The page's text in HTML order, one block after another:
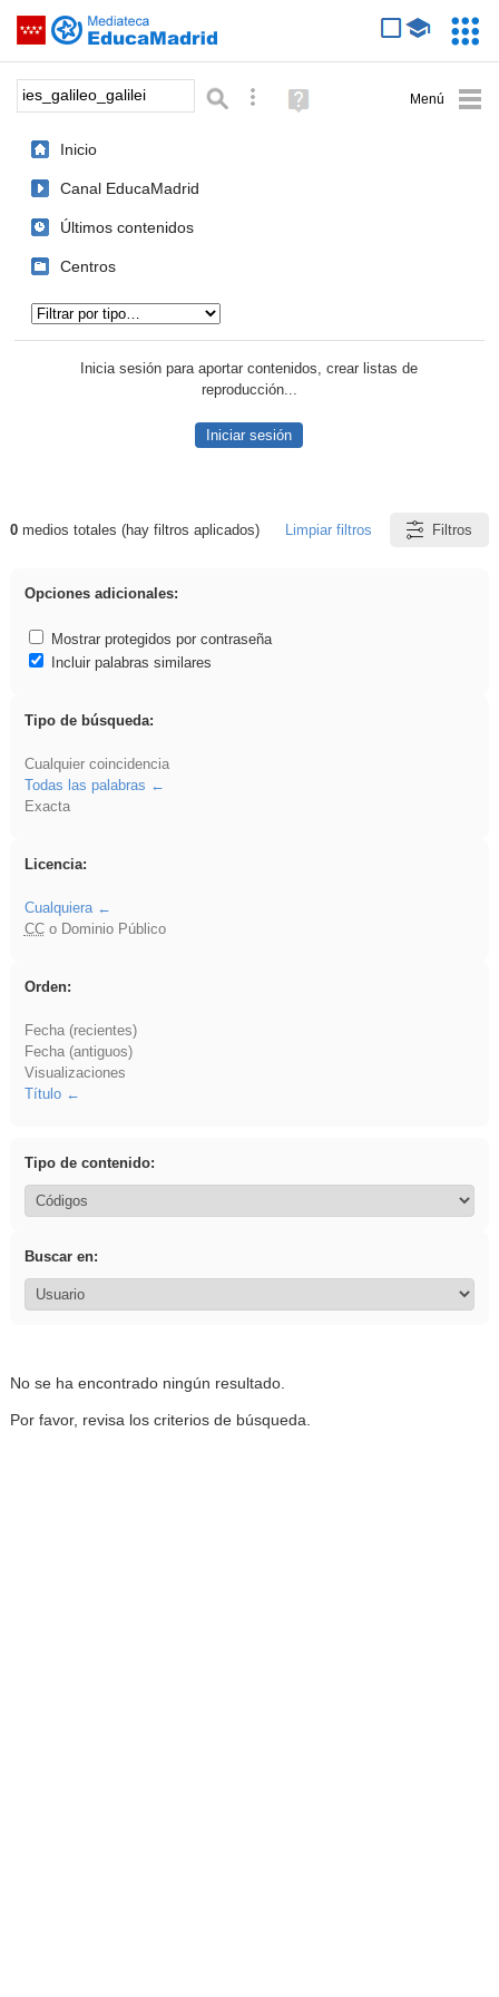
Saltar navegación
Palabra o frase: Búsqueda avanzada
Ayuda
(en
Inicio
Canal EducaMadrid
Últimos contenidos
Centros
Inicia sesión para aportar contenidos, crear listas de
reproducción...
Iniciar sesión
Resultados de: ies_galileo_galilei
0medios totales (hay filtros aplicados) Limpiar filtros Filtros
Opciones adicionales:
Mostrar protegidos por contraseña
Incluir palabras similares
Tipo de búsqueda:
Cualquier coincidencia
Todas las palabras
Exacta
Licencia:
Cualquiera
CCo Dominio Público
Orden:
Fecha (recientes)
Fecha (antiguos)
Visualizaciones
Título
Tipo de contenido:
Buscar en:
No se ha encontrado ningún resultado.
Por favor, revisa los criterios de búsqueda.